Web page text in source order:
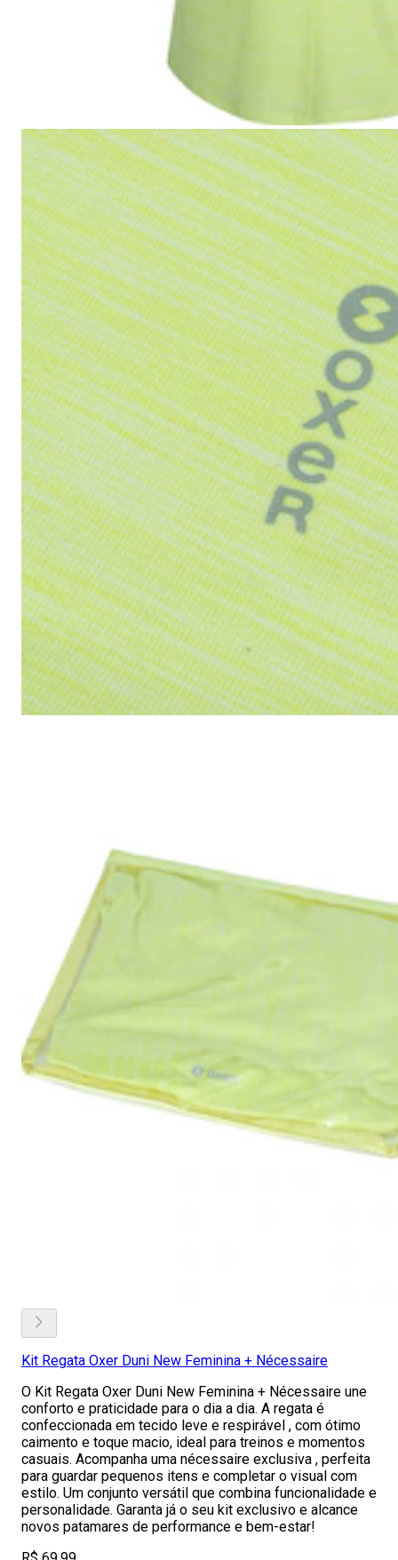
Kit Regata Oxer Duni New Feminina + Nécessaire
O Kit Regata Oxer Duni New Feminina + Nécessaire une
conforto e praticidade para o dia a dia. A regata é
confeccionada em tecido leve e respirável , com ótimo
caimento e toque macio, ideal para treinos e momentos
casuais. Acompanha uma nécessaire exclusiva , perfeita
para guardar pequenos itens e completar o visual com
estilo. Um conjunto versátil que combina funcionalidade e
personalidade. Garanta já o seu kit exclusivo e alcance
novos patamares de performance e bem-estar!